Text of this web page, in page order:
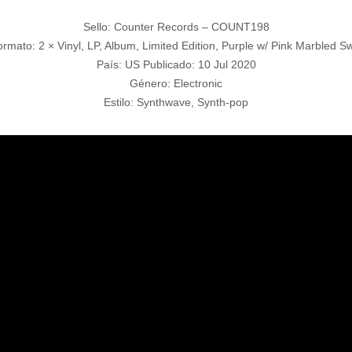
Sello: Counter Records ‎– COUNT198
2 × Vinyl, LP, Album, Limited Edition, Purple w/ Pink Marbled
País: US Publicado: 10 Jul 2020
Género: Electronic
Estilo: Synthwave, Synth-pop